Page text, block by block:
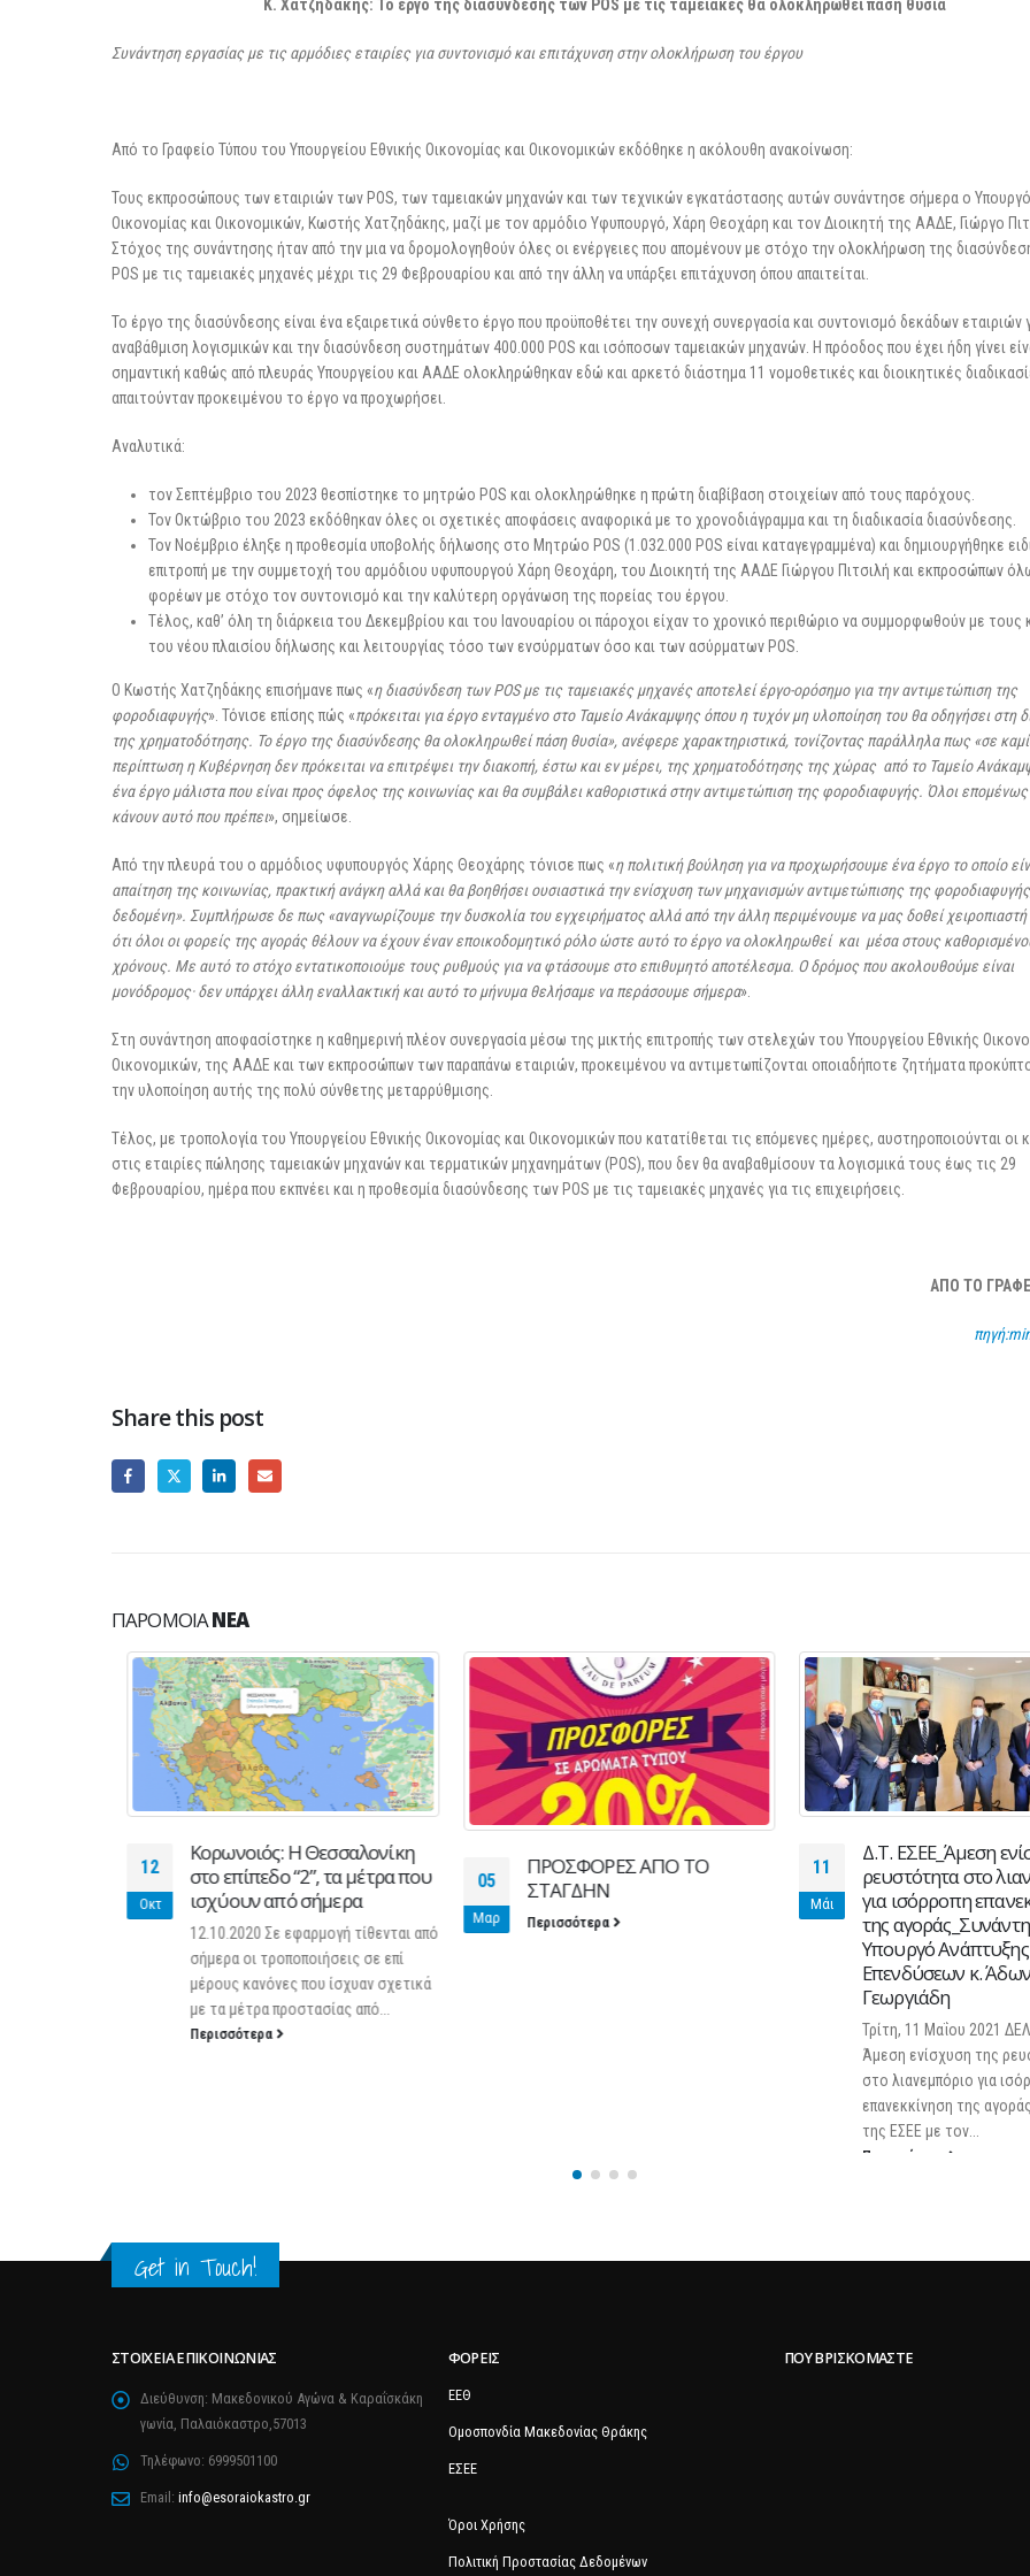
Κ. Χατζηδάκης: Το έργο της διασύνδεσης των POS με τις ταμειακές θα ολοκληρωθεί πάση θυσία
Συνάντηση εργασίας με τις αρμόδιες εταιρίες για συντονισμό και επιτάχυνση στην ολοκλήρωση του έργου
Από το Γραφείο Τύπου του Υπουργείου Εθνικής Οικονομίας και Οικονομικών εκδόθηκε η ακόλουθη ανακοίνωση:
Τους εκπροσώπους των εταιριών των POS, των ταμειακών μηχανών και των τεχνικών εγκατάστασης αυτών συνάντησε σήμερα ο
Οικονομίας και Οικονομικών, Κωστής Χατζηδάκης, μαζί με τον αρμόδιο Υφυπουργό, Χάρη Θεοχάρη και τον Διοικητή της ΑΑΔΕ, Γιώργο
Στόχος της συνάντησης ήταν από την μια να δρομολογηθούν όλες οι ενέργειες που απομένουν με στόχο την ολοκλήρωση της
POS με τις ταμειακές μηχανές μέχρι τις 29 Φεβρουαρίου και από την άλλη να υπάρξει επιτάχυνση όπου απαιτείται.
Το έργο της διασύνδεσης είναι ένα εξαιρετικά σύνθετο έργο που προϋποθέτει την συνεχή συνεργασία και συντονισμό δεκάδων εταιριών
αναβάθμιση λογισμικών και την διασύνδεση συστημάτων 400.000 POS και ισόποσων ταμειακών μηχανών. Η πρόοδος που έχει ήδη γίνει
σημαντική καθώς από πλευράς Υπουργείου και ΑΑΔΕ ολοκληρώθηκαν εδώ και αρκετό διάστημα 11 νομοθετικές και διοικητικές
απαιτούνταν προκειμένου το έργο να προχωρήσει.
Αναλυτικά:
τον Σεπτέμβριο του 2023 θεσπίστηκε το μητρώο POS και ολοκληρώθηκε η πρώτη διαβίβαση στοιχείων από τους παρόχους.
Τον Οκτώβριο του 2023 εκδόθηκαν όλες οι σχετικές αποφάσεις αναφορικά με το χρονοδιάγραμμα και τη διαδικασία διασύνδεσης.
Τον Νοέμβριο έληξε η προθεσμία υποβολής δήλωσης στο Μητρώο POS (1.032.000 POS είναι καταγεγραμμένα) και δημιουργήθηκε
επιτροπή με την συμμετοχή του αρμόδιου υφυπουργού Χάρη Θεοχάρη, του Διοικητή της ΑΑΔΕ Γιώργου Πιτσιλή και εκπροσώπων
φορέων με στόχο τον συντονισμό και την καλύτερη οργάνωση της πορείας του έργου.
Τέλος, καθ’ όλη τη διάρκεια του Δεκεμβρίου και του Ιανουαρίου οι πάροχοι είχαν το χρονικό περιθώριο να συμμορφωθούν με τους
του νέου πλαισίου δήλωσης και λειτουργίας τόσο των ενσύρματων όσο και των ασύρματων POS.
Ο Κωστής Χατζηδάκης επισήμανε πως «η διασύνδεση των POS με τις ταμειακές μηχανές αποτελεί έργο-ορόσημο για την αντιμετώπιση της
φοροδιαφυγής». Τόνισε επίσης πώς «πρόκειται για έργο ενταγμένο στο Ταμείο Ανάκαμψης όπου η τυχόν μη υλοποίηση του θα οδηγήσει στη
της χρηματοδότησης. Το έργο της διασύνδεσης θα ολοκληρωθεί πάση θυσία», ανέφερε χαρακτηριστικά, τονίζοντας παράλληλα πως «σε
περίπτωση η Κυβέρνηση δεν πρόκειται να επιτρέψει την διακοπή, έστω και εν μέρει, της χρηματοδότησης της χώρας από το Ταμείο
ένα έργο μάλιστα που είναι προς όφελος της κοινωνίας και θα συμβάλει καθοριστικά στην αντιμετώπιση της φοροδιαφυγής. Όλοι
κάνουν αυτό που πρέπει», σημείωσε.
Από την πλευρά του ο αρμόδιος υφυπουργός Χάρης Θεοχάρης τόνισε πως «η πολιτική βούληση για να προχωρήσουμε ένα έργο το οποίο
απαίτηση της κοινωνίας, πρακτική ανάγκη αλλά και θα βοηθήσει ουσιαστικά την ενίσχυση των μηχανισμών αντιμετώπισης της
δεδομένη». Συμπλήρωσε δε πως «αναγνωρίζουμε την δυσκολία του εγχειρήματος αλλά από την άλλη περιμένουμε να μας δοθεί χειροπιαστή
ότι όλοι οι φορείς της αγοράς θέλουν να έχουν έναν εποικοδομητικό ρόλο ώστε αυτό το έργο να ολοκληρωθεί και μέσα στους
χρόνους. Με αυτό το στόχο εντατικοποιούμε τους ρυθμούς για να φτάσουμε στο επιθυμητό αποτέλεσμα. Ο δρόμος που ακολουθούμε είναι
μονόδρομος· δεν υπάρχει άλλη εναλλακτική και αυτό το μήνυμα θελήσαμε να περάσουμε σήμερα».
Στη συνάντηση αποφασίστηκε η καθημερινή πλέον συνεργασία μέσω της μικτής επιτροπής των στελεχών του Υπουργείου Εθνικής
Οικονομικών, της ΑΑΔΕ και των εκπροσώπων των παραπάνω εταιριών, προκειμένου να αντιμετωπίζονται οποιαδήποτε ζητήματα
την υλοποίηση αυτής της πολύ σύνθετης μεταρρύθμισης.
Τέλος, με τροπολογία του Υπουργείου Εθνικής Οικονομίας και Οικονομικών που κατατίθεται τις επόμενες ημέρες, αυστηροποιούνται οι
στις εταιρίες πώλησης ταμειακών μηχανών και τερματικών μηχανημάτων (POS), που δεν θα αναβαθμίσουν τα λογισμικά τους έως τις 29
Φεβρουαρίου, ημέρα που εκπνέει και η προθεσμία διασύνδεσης των POS με τις ταμειακές μηχανές για τις επιχειρήσεις.
ΑΠΟ ΤΟ
Share this post
ΠΑΡΌΜΟΙΑΝΈΑ
12
Οκτ
Κορωνοιός: Η Θεσσαλονίκη
στο επίπεδο “2”, τα μέτρα που
ισχύουν από σήμερα
12.10.2020 Σε εφαρμογή τίθενται από
σήμερα οι τροποποιήσεις σε επί
μέρους κανόνες που ίσχυαν σχετικά
με τα μέτρα προστασίας από...
Περισσότερα
05
Μαρ
ΠΡΟΣΦΟΡΕΣ ΑΠΟ ΤΟ
ΣΤΑΓΔΗΝ
Περισσότερα
11
Μάι
Δ.Τ. ΕΣΕΕ_Άμεση
ρευστότητα στο
για ισόρροπη
της
Υπουργό Ανάπτυξης &
Επενδύσεων κ. Άδωνη
Γεωργιάδη
Τρίτη, 11 Μαΐου 2021
Άμεση ενίσχυση της
στο λιανεμπόριο για
επανεκκίνηση της αγοράς
της ΕΣΕΕ με τον...
Περισσότερα
επιχειρήσεις
Get in Touch!
Διεύθυνση: Μακεδονικού Αγώνα & Καραΐσκάκη
γωνία, Παλαιόκαστρο,57013
Τηλέφωνο: 6999501100
ΦΟΡΕΊΣ
ΕΕΘ
Ομοσπονδία Μακεδονίας Θράκης
Όροι Χρήσης